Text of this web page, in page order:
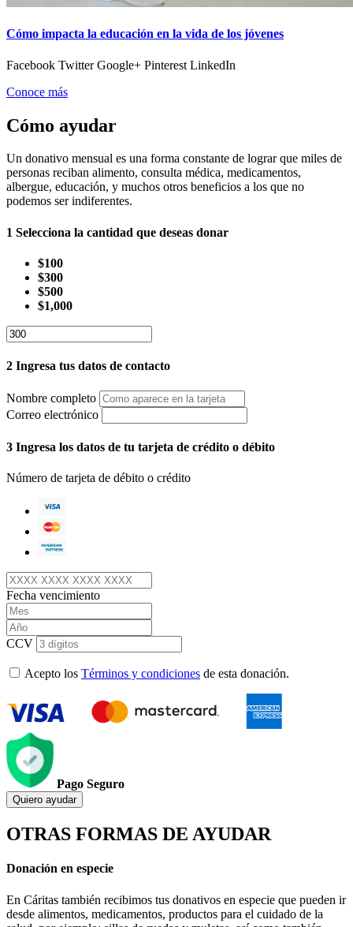
Cómo impacta la educación en la vida de los jóvenes
Facebook Twitter Google+ Pinterest LinkedIn
Conoce más
Cómo ayudar
Un donativo mensual es una forma constante de lograr que miles de
personas reciban alimento, consulta médica, medicamentos,
albergue, educación, y muchos otros beneficios a los que no
podemos ser indiferentes.
1 Selecciona la cantidad que deseas donar
$100
$300
$500
$1,000
2 Ingresa tus datos de contacto
Nombre completo
Correo electrónico
3 Ingresa los datos de tu tarjeta de crédito o débito
Número de tarjeta de débito o crédito
Fecha vencimiento
CCV
Acepto los Términos y condiciones de esta donación.
Pago Seguro
Quiero ayudar
OTRAS FORMAS DE AYUDAR
Donación en especie
En Cáritas también recibimos tus donativos en especie que pueden ir
desde alimentos, medicamentos, productos para el cuidado de la